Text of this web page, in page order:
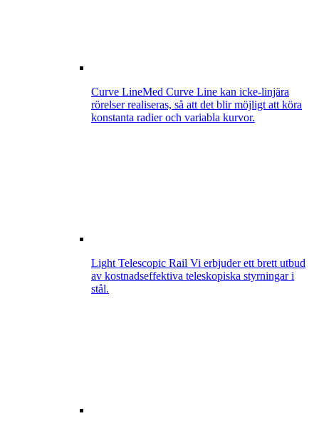
Curve LineMed Curve Line kan icke-linjära
rörelser realiseras, så att det blir möjligt att köra
konstanta radier och variabla kurvor.
Light Telescopic Rail Vi erbjuder ett brett utbud
av kostnadseffektiva teleskopiska styrningar i
stål.